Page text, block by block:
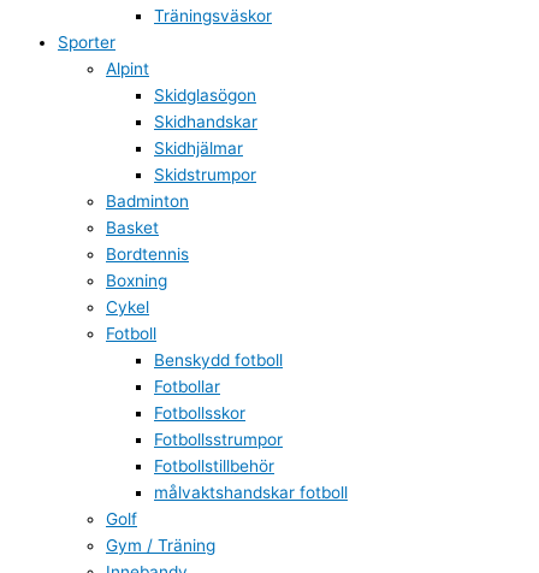
Träningsväskor
Sporter
Alpint
Skidglasögon
Skidhandskar
Skidhjälmar
Skidstrumpor
Badminton
Basket
Bordtennis
Boxning
Cykel
Fotboll
Benskydd fotboll
Fotbollar
Fotbollsskor
Fotbollsstrumpor
Fotbollstillbehör
målvaktshandskar fotboll
Golf
Gym / Träning